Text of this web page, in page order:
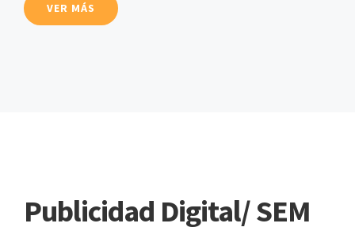
VER MÁS
Publicidad Digital/ SEM